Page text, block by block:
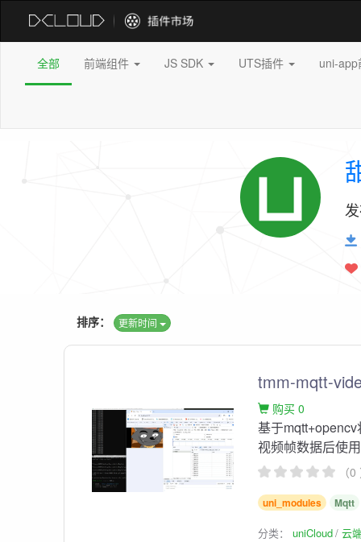
全部 前端组件 JS SDK UTS插件 uni-
排序： 更新时间
tmm-mqtt-
购买 0
基于
视频帧数据后使
（
uni_modules Mqtt
分类：uniCloud 云